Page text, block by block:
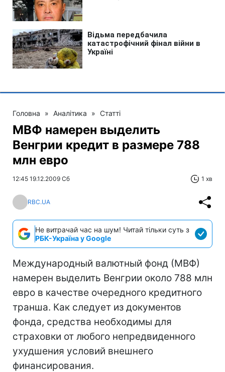
Головна » Аналітика » Статті
МВФ намерен выделить
Венгрии кредит в размере 788
млн евро
12:45 19.12.2009 Сб 1 хв
RBC.UA
Не витрачай час на шум! Читай тільки суть з
РБК-Україна у Google
Международный валютный фонд (МВФ)
намерен выделить Венгрии около 788 млн
евро в качестве очередного кредитного
транша. Как следует из документов
фонда, средства необходимы для
страховки от любого непредвиденного
ухудшения условий внешнего
финансирования.